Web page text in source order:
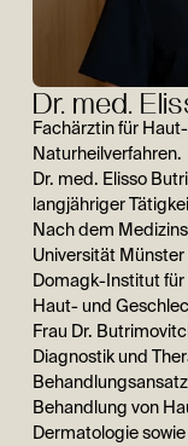
Dr. med.
Fachärztin für
Naturheilverfahren.
Dr. med. Elisso
langjähriger
Nach dem
Universität
Domagk-Institut für
Haut- und
Frau Dr.
Diagnostik und
Behandlung von
Dermatologie